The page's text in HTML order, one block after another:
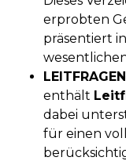
erprobten
präsentiert
enthält
dabei
für einen